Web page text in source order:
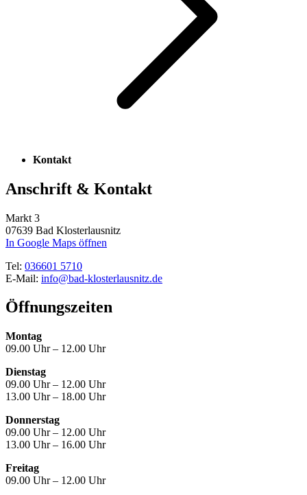
Kontakt
Anschrift & Kontakt
Markt 3
07639 Bad Klosterlausnitz
In Google Maps öffnen
Tel: 036601 5710
E-Mail: info@bad-klosterlausnitz.de
Öffnungszeiten
Montag
09.00 Uhr – 12.00 Uhr
Dienstag
09.00 Uhr – 12.00 Uhr
13.00 Uhr – 18.00 Uhr
Donnerstag
09.00 Uhr – 12.00 Uhr
13.00 Uhr – 16.00 Uhr
Freitag
09.00 Uhr – 12.00 Uhr